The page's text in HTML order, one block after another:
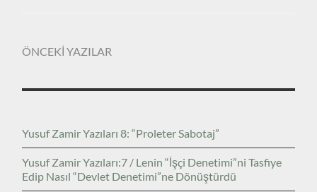
ÖNCEKİ YAZILAR
Yusuf Zamir Yazıları 8: “Proleter Sabotaj”
Yusuf Zamir Yazıları:7 / Lenin “İşçi Denetimi”ni Tasfiye
Edip Nasıl “Devlet Denetimi”ne Dönüştürdü